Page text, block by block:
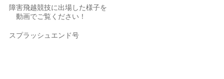
障害飛越競技に出場した様子を
動画でご覧ください！
スプラッシュエンド号